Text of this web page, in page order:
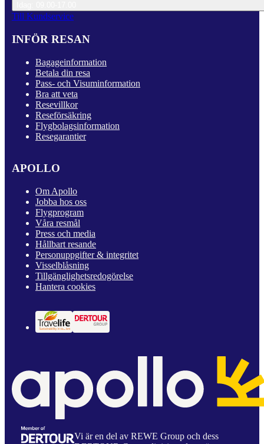
Till Kundservice
INFÖR RESAN
Bagageinformation
Betala din resa
Pass- och Visuminformation
Bra att veta
Resevillkor
Reseförsäkring
Flygbolagsinformation
Resegarantier
APOLLO
Om Apollo
Jobba hos oss
Flygprogram
Våra resmål
Press och media
Hållbart resande
Personuppgifter & integritet
Visselblåsning
Tillgänglighetsredogörelse
Hantera cookies
Vi är en del av REWE Group och dess